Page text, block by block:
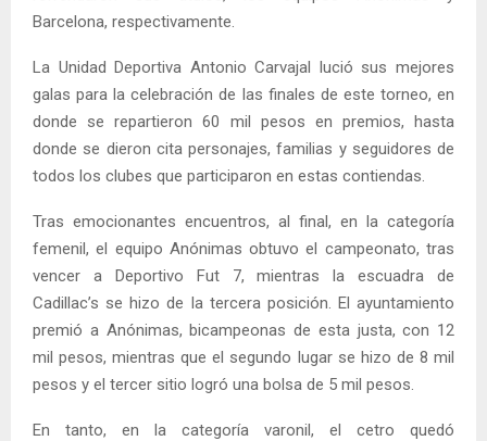
Barcelona, respectivamente.
La Unidad Deportiva Antonio Carvajal lució sus mejores
galas para la celebración de las finales de este torneo, en
donde se repartieron 60 mil pesos en premios, hasta
donde se dieron cita personajes, familias y seguidores de
todos los clubes que participaron en estas contiendas.
Tras emocionantes encuentros, al final, en la categoría
femenil, el equipo Anónimas obtuvo el campeonato, tras
vencer a Deportivo Fut 7, mientras la escuadra de
Cadillac’s se hizo de la tercera posición. El ayuntamiento
premió a Anónimas, bicampeonas de esta justa, con 12
mil pesos, mientras que el segundo lugar se hizo de 8 mil
pesos y el tercer sitio logró una bolsa de 5 mil pesos.
En tanto, en la categoría varonil, el cetro quedó